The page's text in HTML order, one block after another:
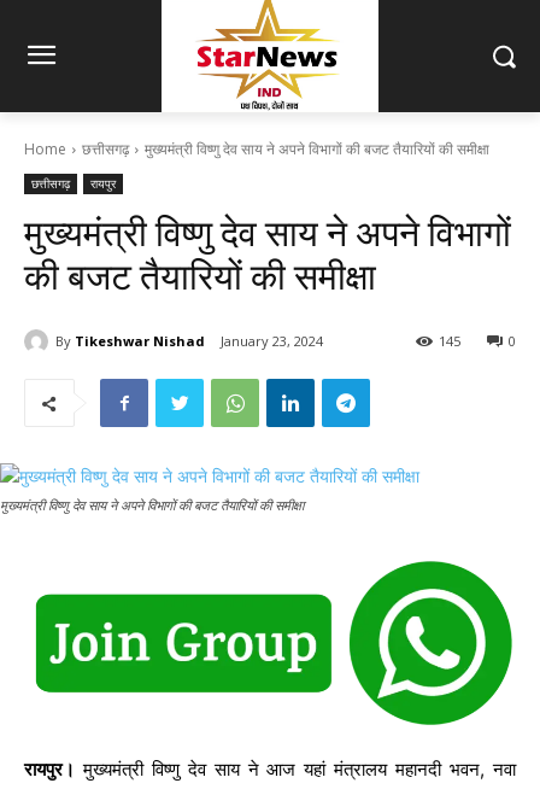
Home छत्तीसगढ़ मुख्यमंत्री विष्णु देव साय ने अपने विभागों की बजट तैयारियों की समीक्षा
छत्तीसगढ़ रायपुर
मुख्यमंत्री विष्णु देव साय ने अपने विभागों
की बजट तैयारियों की समीक्षा
By Tikeshwar Nishad January 23, 2024 0
145
मुख्यमंत्री विष्णु देव साय ने अपने विभागों की बजट तैयारियों की समीक्षा
रायपुर। मुख्यमंत्री विष्णु देव साय ने आज यहां मंत्रालय महानदी भवन, नवा